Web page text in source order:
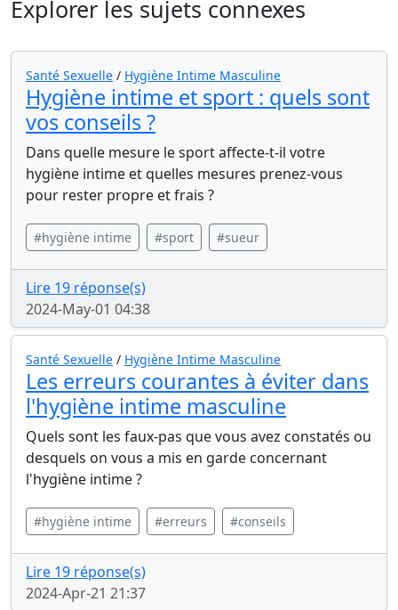
Explorer les sujets connexes
Santé Sexuelle / Hygiène Intime Masculine
Hygiène intime et sport : quels sont
vos conseils ?
Dans quelle mesure le sport affecte-t-il votre
hygiène intime et quelles mesures prenez-vous
pour rester propre et frais ?
#hygiène intime #sport #sueur
Lire 19 réponse(s)
2024-May-01 04:38
Santé Sexuelle / Hygiène Intime Masculine
Les erreurs courantes à éviter dans
l'hygiène intime masculine
Quels sont les faux-pas que vous avez constatés ou
desquels on vous a mis en garde concernant
l'hygiène intime ?
#hygiène intime #erreurs #conseils
Lire 19 réponse(s)
2024-Apr-21 21:37